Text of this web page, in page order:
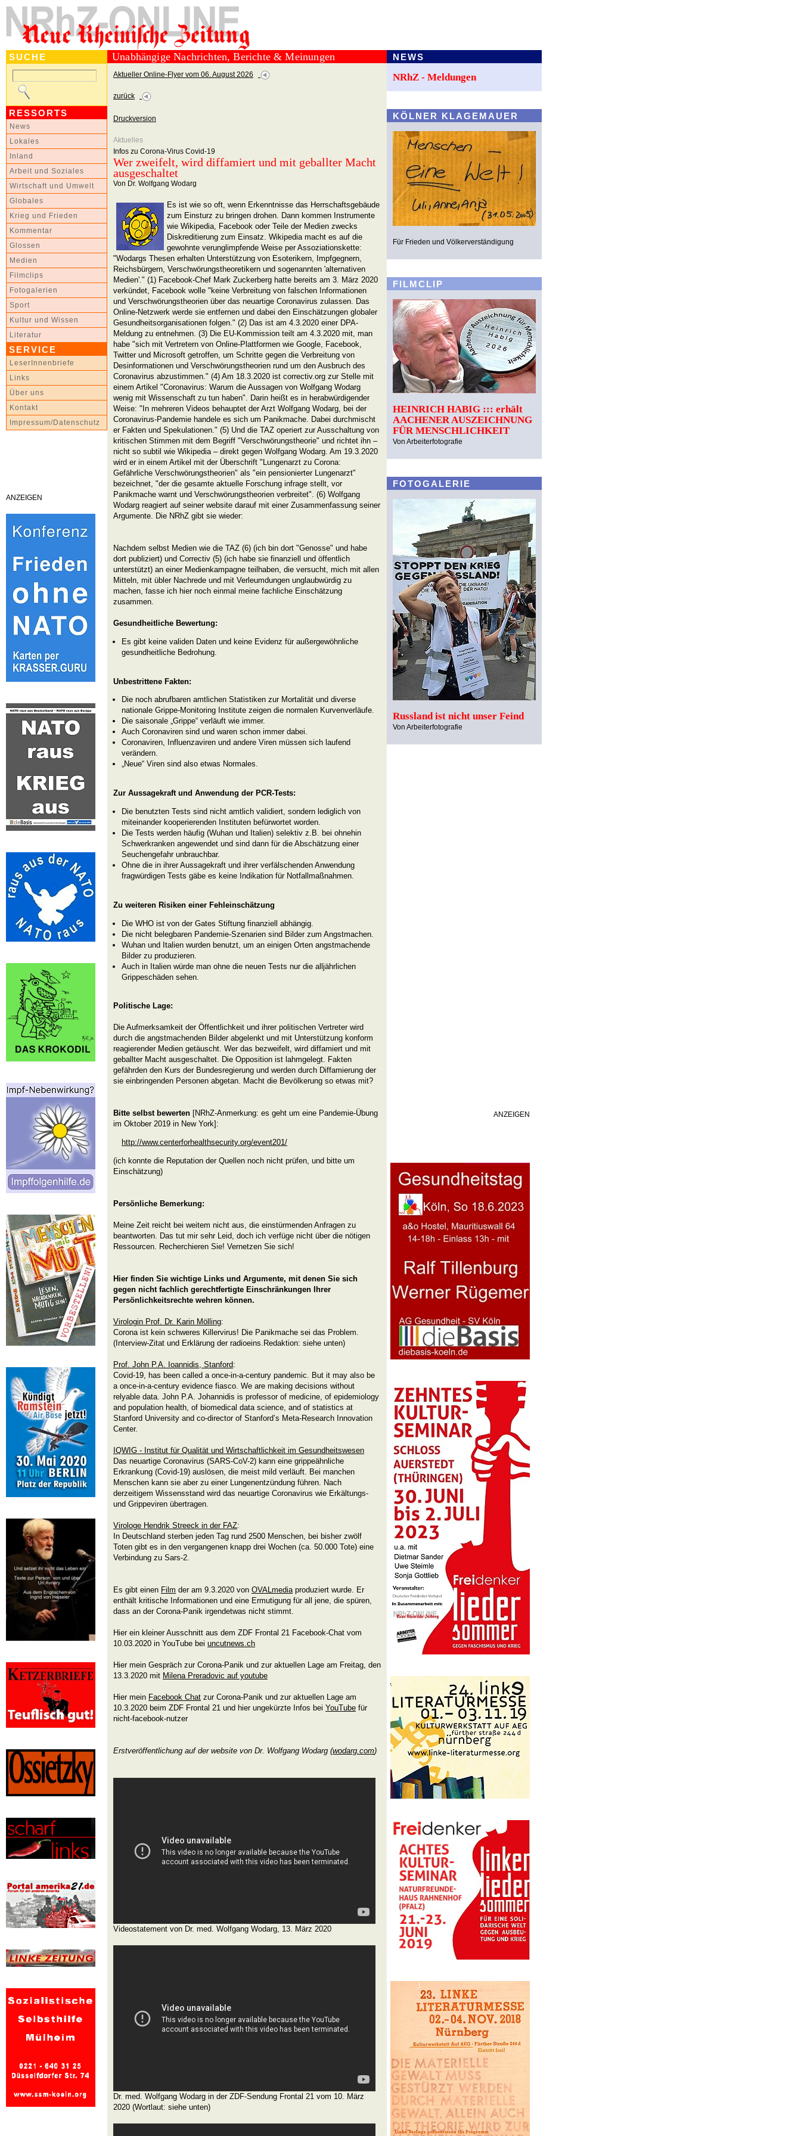
SUCHE
RESSORTS
News
Lokales
Inland
Arbeit und Soziales
Wirtschaft und Umwelt
Globales
Krieg und Frieden
Kommentar
Glossen
Medien
Filmclips
Fotogalerien
Sport
Kultur und Wissen
Literatur
SERVICE
LeserInnenbriefe
Links
Über uns
Kontakt
Impressum/Datenschutz
ANZEIGEN
Unabhängige Nachrichten, Berichte & Meinungen
Aktueller Online-Flyer vom 06. August 2026
zurück
Druckversion
Aktuelles
Infos zu Corona-Virus Covid-19
Wer zweifelt, wird diffamiert und mit geballter Macht
ausgeschaltet
Von Dr. Wolfgang Wodarg
Es ist wie so oft, wenn Erkenntnisse das Herrschaftsgebäude
zum Einsturz zu bringen drohen. Dann kommen Instrumente
wie Wikipedia, Facebook oder Teile der Medien zwecks
Diskreditierung zum Einsatz. Wikipedia macht es auf die
gewohnte verunglimpfende Weise per Assoziationskette:
"Wodargs Thesen erhalten Unterstützung von Esoterikern, Impfgegnern,
Reichsbürgern, Verschwörungstheoretikern und sogenannten 'alternativen
Medien'." (1) Facebook-Chef Mark Zuckerberg hatte bereits am 3. März 2020
verkündet, Facebook wolle "keine Verbreitung von falschen Informationen
und Verschwörungstheorien über das neuartige Coronavirus zulassen. Das
Online-Netzwerk werde sie entfernen und dabei den Einschätzungen globaler
Gesundheitsorganisationen folgen." (2) Das ist am 4.3.2020 einer DPA-
Meldung zu entnehmen. (3) Die EU-Kommission teilt am 4.3.2020 mit, man
habe "sich mit Vertretern von Online-Plattformen wie Google, Facebook,
Twitter und Microsoft getroffen, um Schritte gegen die Verbreitung von
Desinformationen und Verschwörungstheorien rund um den Ausbruch des
Coronavirus abzustimmen." (4) Am 18.3.2020 ist correctiv.org zur Stelle mit
einem Artikel "Coronavirus: Warum die Aussagen von Wolfgang Wodarg
wenig mit Wissenschaft zu tun haben". Darin heißt es in herabwürdigender
Weise: "In mehreren Videos behauptet der Arzt Wolfgang Wodarg, bei der
Coronavirus-Pandemie handele es sich um Panikmache. Dabei durchmischt
er Fakten und Spekulationen." (5) Und die TAZ operiert zur Ausschaltung von
kritischen Stimmen mit dem Begriff "Verschwörungstheorie" und richtet ihn –
nicht so subtil wie Wikipedia – direkt gegen Wolfgang Wodarg. Am 19.3.2020
wird er in einem Artikel mit der Überschrift "Lungenarzt zu Corona:
Gefährliche Verschwörungstheorien" als "ein pensionierter Lungenarzt"
bezeichnet, "der die gesamte aktuelle Forschung infrage stellt, vor
Panikmache warnt und Verschwörungstheorien verbreitet". (6) Wolfgang
Wodarg reagiert auf seiner website darauf mit einer Zusammenfassung seiner
Argumente. Die NRhZ gibt sie wieder:
Nachdem selbst Medien wie die TAZ (6) (ich bin dort "Genosse" und habe
dort publiziert) und Correctiv (5) (ich habe sie finanziell und öffentlich
unterstützt) an einer Medienkampagne teilhaben, die versucht, mich mit allen
Mitteln, mit übler Nachrede und mit Verleumdungen unglaubwürdig zu
machen, fasse ich hier noch einmal meine fachliche Einschätzung
zusammen.
Gesundheitliche Bewertung:
Es gibt keine validen Daten und keine Evidenz für außergewöhnliche
gesundheitliche Bedrohung.
Unbestrittene Fakten:
Die noch abrufbaren amtlichen Statistiken zur Mortalität und diverse
nationale Grippe-Monitoring Institute zeigen die normalen Kurvenverläufe.
Die saisonale „Grippe“ verläuft wie immer.
Auch Coronaviren sind und waren schon immer dabei.
Coronaviren, Influenzaviren und andere Viren müssen sich laufend
verändern.
„Neue“ Viren sind also etwas Normales.
Zur Aussagekraft und Anwendung der PCR-Tests:
Die benutzten Tests sind nicht amtlich validiert, sondern lediglich von
miteinander kooperierenden Instituten befürwortet worden.
Die Tests werden häufig (Wuhan und Italien) selektiv z.B. bei ohnehin
Schwerkranken angewendet und sind dann für die Abschätzung einer
Seuchengefahr unbrauchbar.
Ohne die in ihrer Aussagekraft und ihrer verfälschenden Anwendung
fragwürdigen Tests gäbe es keine Indikation für Notfallmaßnahmen.
Zu weiteren Risiken einer Fehleinschätzung
Die WHO ist von der Gates Stiftung finanziell abhängig.
Die nicht belegbaren Pandemie-Szenarien sind Bilder zum Angstmachen.
Wuhan und Italien wurden benutzt, um an einigen Orten angstmachende
Bilder zu produzieren.
Auch in Italien würde man ohne die neuen Tests nur die alljährlichen
Grippeschäden sehen.
Politische Lage:
Die Aufmerksamkeit der Öffentlichkeit und ihrer politischen Vertreter wird
durch die angstmachenden Bilder abgelenkt und mit Unterstützung konform
reagierender Medien getäuscht. Wer das bezweifelt, wird diffamiert und mit
geballter Macht ausgeschaltet. Die Opposition ist lahmgelegt. Fakten
gefährden den Kurs der Bundesregierung und werden durch Diffamierung der
sie einbringenden Personen abgetan. Macht die Bevölkerung so etwas mit?
Bitte selbst bewerten [NRhZ-Anmerkung: es geht um eine Pandemie-Übung
im Oktober 2019 in New York]:
http://www.centerforhealthsecurity.org/event201/
(ich konnte die Reputation der Quellen noch nicht prüfen, und bitte um
Einschätzung)
Persönliche Bemerkung:
Meine Zeit reicht bei weitem nicht aus, die einstürmenden Anfragen zu
beantworten. Das tut mir sehr Leid, doch ich verfüge nicht über die nötigen
Ressourcen. Recherchieren Sie! Vernetzen Sie sich!
Hier finden Sie wichtige Links und Argumente, mit denen Sie sich
gegen nicht fachlich gerechtfertigte Einschränkungen Ihrer
Persönlichkeitsrechte wehren können.
Virologin Prof. Dr. Karin Mölling:
Corona ist kein schweres Killervirus! Die Panikmache sei das Problem.
(Interview-Zitat und Erklärung der radioeins.Redaktion: siehe unten)
Prof. John P.A. Ioannidis, Stanford:
Covid-19, has been called a once-in-a-century pandemic. But it may also be
a once-in-a-century evidence fiasco. We are making decisions without
relyable data. John P.A. Johannidis is professor of medicine, of epidemiology
and population health, of biomedical data science, and of statistics at
Stanford University and co-director of Stanford’s Meta-Research Innovation
Center.
IQWIG - Institut für Qualität und Wirtschaftlichkeit im Gesundheitswesen
Das neuartige Coronavirus (SARS-CoV-2) kann eine grippeähnliche
Erkrankung (Covid-19) auslösen, die meist mild verläuft. Bei manchen
Menschen kann sie aber zu einer Lungenentzündung führen. Nach
derzeitigem Wissensstand wird das neuartige Coronavirus wie Erkältungs-
und Grippeviren übertragen.
Virologe Hendrik Streeck in der FAZ:
In Deutschland sterben jeden Tag rund 2500 Menschen, bei bisher zwölf
Toten gibt es in den vergangenen knapp drei Wochen (ca. 50.000 Tote) eine
Verbindung zu Sars-2.
Es gibt einen Film der am 9.3.2020 von OVALmedia produziert wurde. Er
enthält kritische Informationen und eine Ermutigung für all jene, die spüren,
dass an der Corona-Panik irgendetwas nicht stimmt.
Hier ein kleiner Ausschnitt aus dem ZDF Frontal 21 Facebook-Chat vom
10.03.2020 in YouTube bei uncutnews.ch
Hier mein Gespräch zur Corona-Panik und zur aktuellen Lage am Freitag, den
13.3.2020 mit Milena Preradovic auf youtube
Hier mein Facebook Chat zur Corona-Panik und zur aktuellen Lage am
10.3.2020 beim ZDF Frontal 21 und hier ungekürzte Infos bei YouTube für
nicht-facebook-nutzer
Erstveröffentlichung auf der website von Dr. Wolfgang Wodarg (wodarg.com)
Videostatement von Dr. med. Wolfgang Wodarg, 13. März 2020
Dr. med. Wolfgang Wodarg in der ZDF-Sendung Frontal 21 vom 10. März
2020 (Wortlaut: siehe unten)
NEWS
NRhZ - Meldungen
KÖLNER KLAGEMAUER
Für Frieden und Völkerverständigung
FILMCLIP
HEINRICH HABIG ::: erhält
AACHENER AUSZEICHNUNG
FÜR MENSCHLICHKEIT
Von Arbeiterfotografie
FOTOGALERIE
Russland ist nicht unser Feind
Von Arbeiterfotografie
ANZEIGEN